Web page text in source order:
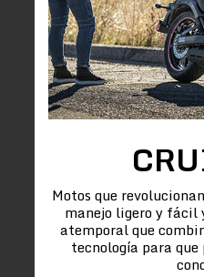
Motos que
manejo ligero y fácil
atemporal que
tecnología para